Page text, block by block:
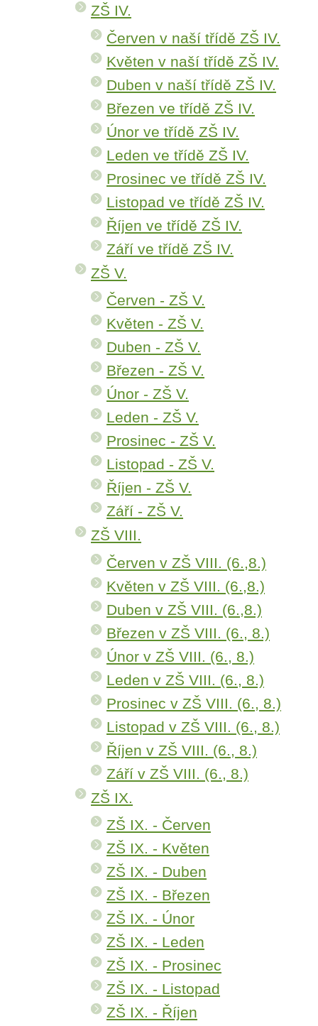
ZŠ IV.
Červen v naší třídě ZŠ IV.
Květen v naší třídě ZŠ IV.
Duben v naší třídě ZŠ IV.
Březen ve třídě ZŠ IV.
Únor ve třídě ZŠ IV.
Leden ve třídě ZŠ IV.
Prosinec ve třídě ZŠ IV.
Listopad ve třídě ZŠ IV.
Říjen ve třídě ZŠ IV.
Září ve třídě ZŠ IV.
ZŠ V.
Červen - ZŠ V.
Květen - ZŠ V.
Duben - ZŠ V.
Březen - ZŠ V.
Únor - ZŠ V.
Leden - ZŠ V.
Prosinec - ZŠ V.
Listopad - ZŠ V.
Říjen - ZŠ V.
Září - ZŠ V.
ZŠ VIII.
Červen v ZŠ VIII. (6.,8.)
Květen v ZŠ VIII. (6.,8.)
Duben v ZŠ VIII. (6.,8.)
Březen v ZŠ VIII. (6., 8.)
Únor v ZŠ VIII. (6., 8.)
Leden v ZŠ VIII. (6., 8.)
Prosinec v ZŠ VIII. (6., 8.)
Listopad v ZŠ VIII. (6., 8.)
Říjen v ZŠ VIII. (6., 8.)
Září v ZŠ VIII. (6., 8.)
ZŠ IX.
ZŠ IX. - Červen
ZŠ IX. - Květen
ZŠ IX. - Duben
ZŠ IX. - Březen
ZŠ IX. - Únor
ZŠ IX. - Leden
ZŠ IX. - Prosinec
ZŠ IX. - Listopad
ZŠ IX. - Říjen